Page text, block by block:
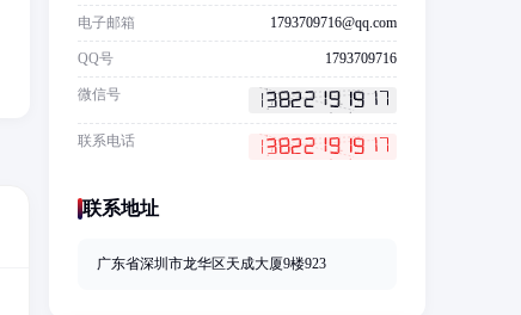
电子邮箱 1793709716@qq.com
QQ号 1793709716
微信号
联系电话
联系地址
广东省深圳市龙华区天成大厦9楼923